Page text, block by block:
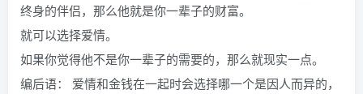
终身的伴侣，那么他就是你一辈子的财富。
就可以选择爱情。
如果你觉得他不是你一辈子的需要的，那么就现实一点。
编后语： 爱情和金钱在一起时会选择哪一个是因人而异的，